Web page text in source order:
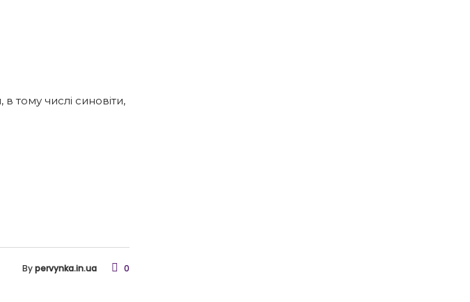
тому числі синовіти,
Bypervynka.in.ua 0